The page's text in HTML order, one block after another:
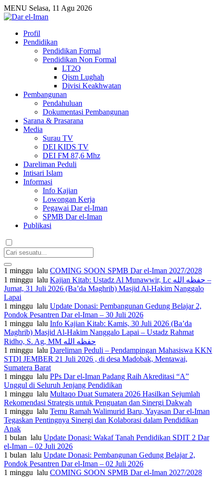
MENU Selasa, 11 Agu 2026
Profil
Pendidikan
Pendidikan Formal
Pendidikan Non Formal
LT2Q
Qism Lughah
Divisi Keakhwatan
Pembangunan
Pendahuluan
Dokumentasi Pembangunan
Sarana & Prasarana
Media
Surau TV
DEI KIDS TV
DEI FM 87,6 Mhz
Dareliman Peduli
Intisari Islam
Informasi
Info Kajian
Lowongan Kerja
Pegawai Dar el-Iman
SPMB Dar el-Iman
Publikasi
1 minggu lalu COMING SOON SPMB Dar el-Iman 2027/2028
1 minggu lalu Kajian Kitab: Ustadz Al Munawwir, Lc حفظه الله –
Jumat, 31 Juli 2026 (Ba’da Maghrib) Masjid Al-Hakim Nanggalo
Lapai
1 minggu lalu Update Donasi: Pembangunan Gedung Belajar 2,
Pondok Pesantren Dar el-Iman – 30 Juli 2026
1 minggu lalu Info Kajian Kitab: Kamis, 30 Juli 2026 (Ba’da
Maghrib) Masjid Al-Hakim Nanggalo Lapai – Ustadz Rahmat
Ridho, S. Ag, MM حفظه الله
1 minggu lalu Dareliman Peduli – Pendampingan Mahasiswa KKN
STDI JEMBER 21 Juli 2026 , di desa Madobak, Mentawai,
Sumatera Barat
1 minggu lalu PPs Dar el-Iman Padang Raih Akreditasi “A”
Unggul di Seluruh Jenjang Pendidikan
1 minggu lalu Multaqo Duat Sumatera 2026 Hasilkan Sejumlah
Rekomendasi Strategis untuk Penguatan dan Sinergi Dakwah
1 minggu lalu Temu Ramah Walimurid Baru, Yayasan Dar el-Iman
Tegaskan Pentingnya Sinergi dan Kolaborasi dalam Pendidikan
Anak
1 bulan lalu Update Donasi: Wakaf Tanah Pendidikan SDIT 2 Dar
el-Iman – 02 Juli 2026
1 bulan lalu Update Donasi: Pembangunan Gedung Belajar 2,
Pondok Pesantren Dar el-Iman – 02 Juli 2026
1 minggu lalu COMING SOON SPMB Dar el-Iman 2027/2028